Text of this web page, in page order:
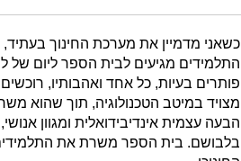
כשאני מדמיין את מערכת החינוך
התלמידים מגיעים לבית הספר ליום של
פותרים בעיות, כל אחד ואהבותיו,
מצויד במיטב הטכנולוגיה, תוך שהוא
הבעה עצמית אינדיבידואלית ומגוון
בלבושם. בית הספר משרת את